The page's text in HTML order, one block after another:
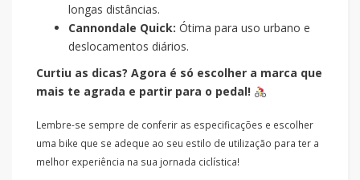
longas distâncias.
Cannondale Quick: Ótima para uso urbano e
deslocamentos diários.
Curtiu as dicas? Agora é só escolher a marca que
mais te agrada e partir para o pedal!
Lembre-se sempre de conferir as especificações e escolher
uma bike que se adeque ao seu estilo de utilização para ter a
melhor experiência na sua jornada ciclística!